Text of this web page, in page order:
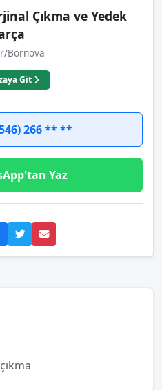
Çıkma ve Yedek
Bornova
Git
266 ** **
Yaz